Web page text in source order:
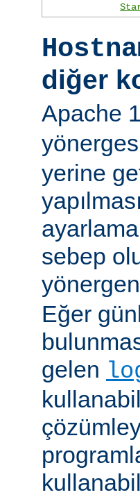
diğer
Apache
yerine
sebep
Eğer
gelen